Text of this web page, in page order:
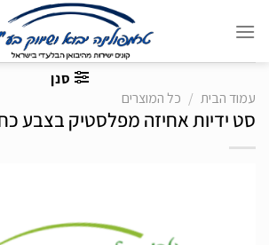
סנן
עמוד הבית
/ כל המוצרים
סט ידיות אחיזה מפלסטיק בצבע